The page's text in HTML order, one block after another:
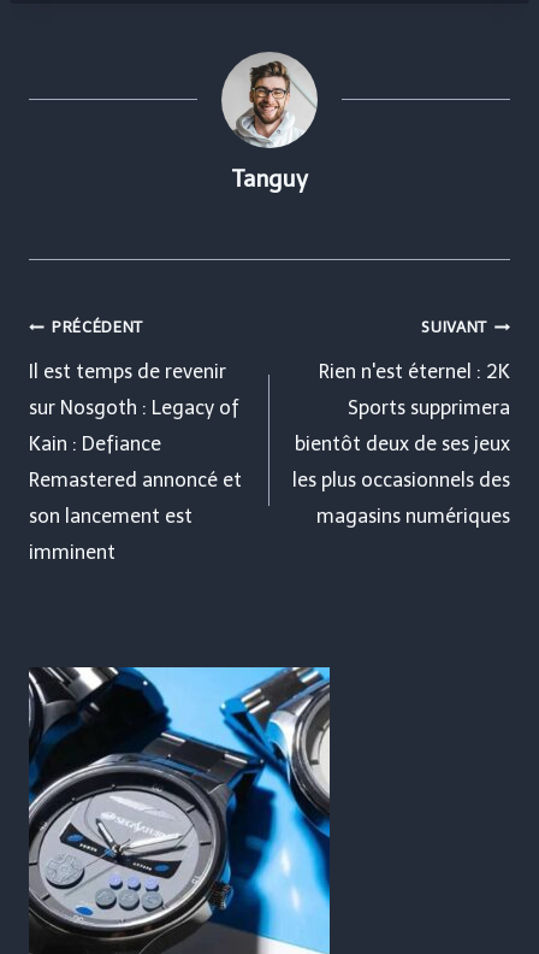
Tanguy
Navigation
de
l’article
PRÉCÉDENT
Il est temps de revenir
sur Nosgoth : Legacy of
Kain : Defiance
Remastered annoncé et
son lancement est
imminent
SUIVANT
Rien n'est éternel : 2K
Sports supprimera
bientôt deux de ses jeux
les plus occasionnels des
magasins numériques